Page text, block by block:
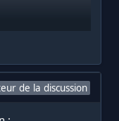
de la discussion